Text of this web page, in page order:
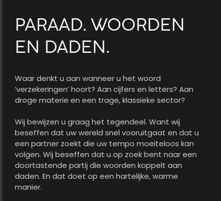
PARAAD. WOORDEN
EN DADEN.
Waar denkt u aan wanneer u het woord
‘verzekeringen’ hoort? Aan cijfers en letters? Aan
droge materie en een trage, klassieke sector?
Wij bewijzen u graag het tegendeel. Want wij
beseffen dat uw wereld snel vooruitgaat en dat u
een partner zoekt die uw tempo moeiteloos kan
volgen. Wij beseffen dat u op zoek bent naar een
doortastende partij die woorden koppelt aan
daden. En dat doet op een hartelijke, warme
manier.